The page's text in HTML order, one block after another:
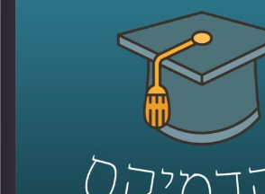
עמוק שמכתיב אם צוותים ידברו וישתפו
מובנות או מתוסכלות. בפרק הזה
שבו סגנון ההקשבה של מנהל, הורה
איכות הדיאלוג סביבו.
יועצת ארגונית ומרצה
נבחן למה הקשבה כל כך מאתגרת, למה
ומה ההבדל בין הקשבה אישית,
במשפחה, ואיך שינוי קטן באופן
גדול ביחסים?